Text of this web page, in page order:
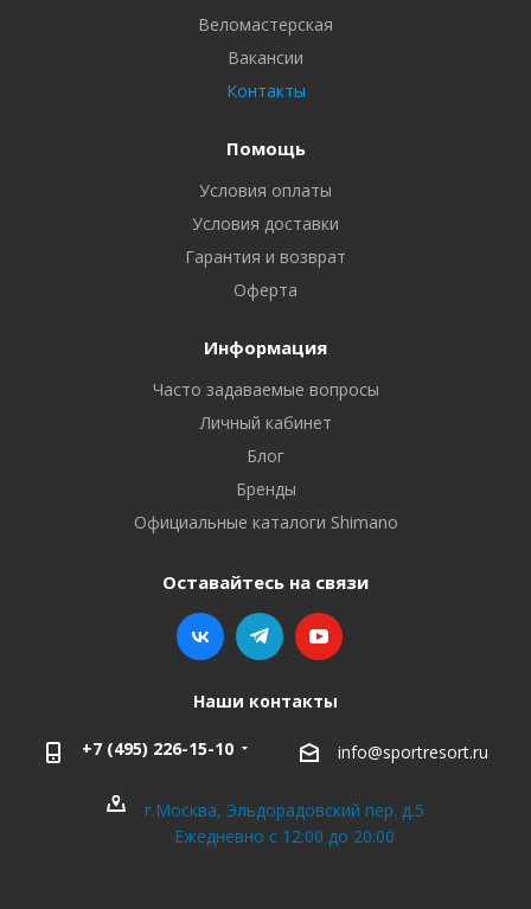
Веломастерская
Вакансии
Контакты
Помощь
Условия оплаты
Условия доставки
Гарантия и возврат
Оферта
Информация
Часто задаваемые вопросы
Личный кабинет
Блог
Бренды
Официальные каталоги Shimano
Оставайтесь на связи
Наши контакты
+7 (495) 226-15-10 info@sportresort.ru
г.Москва, Эльдорадовский пер. д.5
Ежедневно с 12:00 до 20:00